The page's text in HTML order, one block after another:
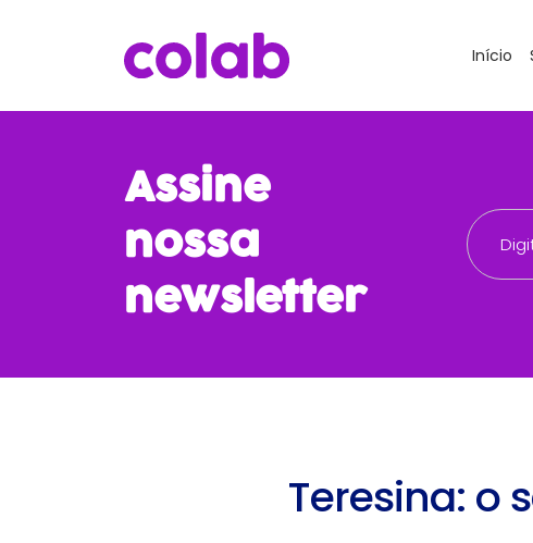
Início
Assine
nossa
newsletter
Teresina: o